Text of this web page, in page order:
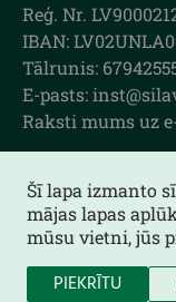
Reģ. Nr.
IBAN:
Tālrunis:
E-pasts:
Raksti mums uz
Lapas karte
Šī lapa izmanto
mājas lapas
mūsu vietni, jūs
PIEKRĪTU